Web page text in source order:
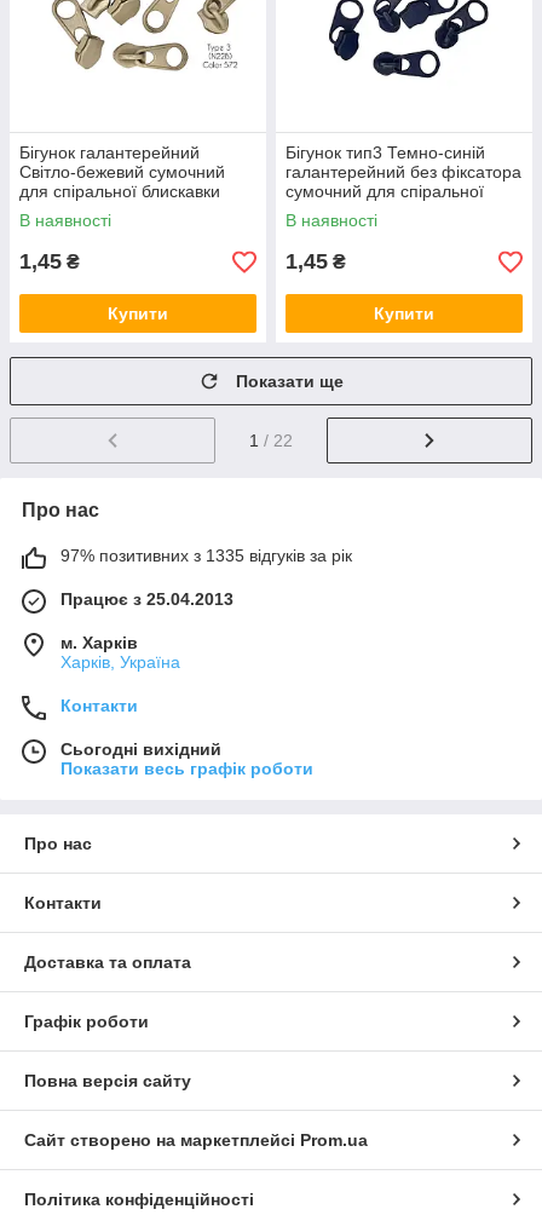
Бігунок галантерейний
Світло-бежевий сумочний
для спіральної блискавки
тип3 без фіксатора
В наявності
1,45 ₴
Купити
Бігунок тип3 Темно-синій
галантерейний без фіксатора
сумочний для спіральної
блискавки
В наявності
1,45 ₴
Купити
Показати ще
1 / 22
Про нас
97% позитивних з 1335 відгуків за рік
Працює з 25.04.2013
м. Харків
Харків, Україна
Контакти
Сьогодні вихідний
Показати весь графік роботи
Про нас
Контакти
Доставка та оплата
Графік роботи
Повна версія сайту
Сайт створено на маркетплейсі Prom.ua
Політика конфіденційності